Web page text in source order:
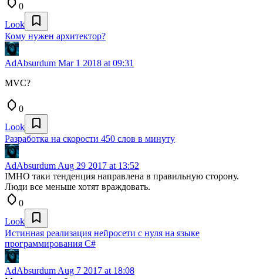
0
Look
Кому нужен архитектор?
AdAbsurdum Mar 1 2018 at 09:31
MVC?
0
Look
Разработка на скорости 450 слов в минуту
AdAbsurdum Aug 29 2017 at 13:52
IMHO таки тенденция направлена в правильную сторону.
Люди все меньше хотят враждовать.
0
Look
Истинная реализация нейросети с нуля на языке
программирования C#
AdAbsurdum Aug 7 2017 at 18:08